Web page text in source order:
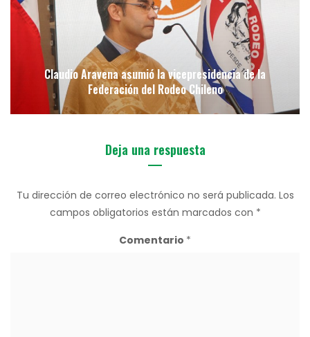
Claudio Aravena asumió la vicepresidencia de la
Federación del Rodeo Chileno
Deja una respuesta
Tu dirección de correo electrónico no será publicada. Los
campos obligatorios están marcados con *
Comentario *